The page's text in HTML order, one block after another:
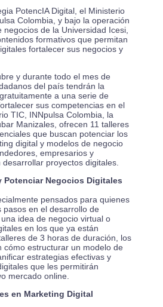
PotencIA Digital, el Ministerio
Colombia, y bajo la operación
de la Universidad Icesi,
formativos que permitan
fortalecer sus negocios y
y durante todo el mes de
del país tendrán la
a una serie de
sus competencias en el
TIC, INNpulsa Colombia, la
Manizales, ofrecen 11 talleres
que buscan potenciar los
digital y modelos de negocio
empresarios y
proyectos digitales.
Potenciar Negocios Digitales
pensados para quienes
en el desarrollo de
idea de negocio virtual o
en los que ya están
de 3 horas de duración, los
cómo estructurar un modelo de
estrategias efectivas y
que les permitirán
mercado online.
en Marketing Digital